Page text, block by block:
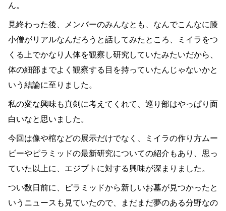
ん。
見終わった後、メンバーのみんなとも、なんでこんなに膝
小僧がリアルなんだろうと話してみたところ、ミイラをつ
くる上でかなり人体を観察し研究していたみたいだから、
体の細部までよく観察する目を持っていたんじゃないかと
いう結論に至りました。
私の変な興味も真剣に考えてくれて、巡り部はやっぱり面
白いなと思いました。
今回は像や棺などの展示だけでなく、ミイラの作り方ムー
ビーやピラミッドの最新研究についての紹介もあり、思っ
ていた以上に、エジプトに対する興味が深まりました。
つい数日前に、ピラミッドから新しいお墓が見つかったと
いうニュースも見ていたので、まだまだ夢のある分野なの